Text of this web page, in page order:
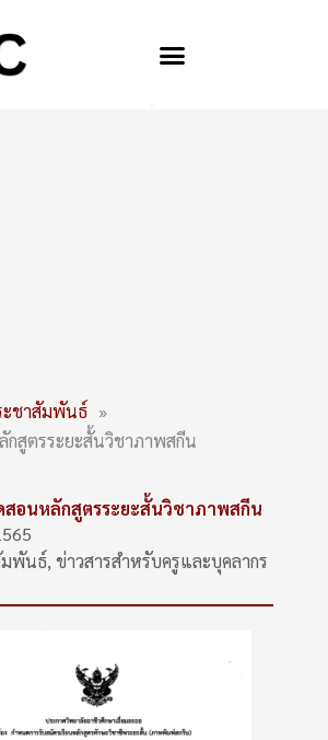
ะชาสัมพันธ์ »
กสูตรระยะสั้นวิชาภาพสกีน
สอนหลักสูตรระยะสั้นวิชาภาพสกีน
มพันธ์, ข่าวสารสำหรับครูและบุคลากร